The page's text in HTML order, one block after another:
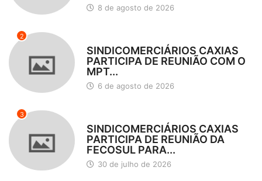
8 de agosto de 2026
2
SINDICOMERCIÁRIOS CAXIAS
PARTICIPA DE REUNIÃO COM O
MPT...
6 de agosto de 2026
3
SINDICOMERCIÁRIOS CAXIAS
PARTICIPA DE REUNIÃO DA
FECOSUL PARA...
30 de julho de 2026